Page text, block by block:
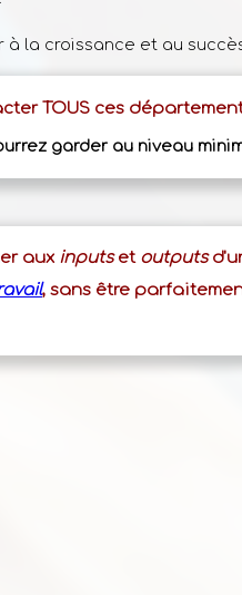
la croissance et au
TOUS ces
garder au niveau
aux inputset outputs
, sans être